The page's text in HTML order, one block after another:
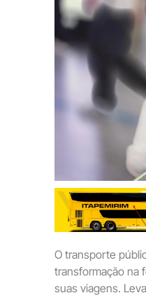
O transporte
transformação na
suas viagens.